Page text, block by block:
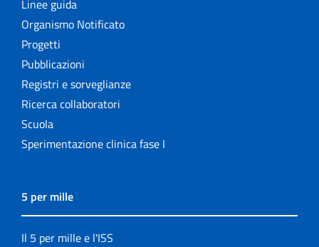
Linee guida
Organismo Notificato
Progetti
Pubblicazioni
Registri e sorveglianze
Ricerca collaboratori
Scuola
Sperimentazione clinica fase I
5 per mille
Il 5 per mille e l'ISS